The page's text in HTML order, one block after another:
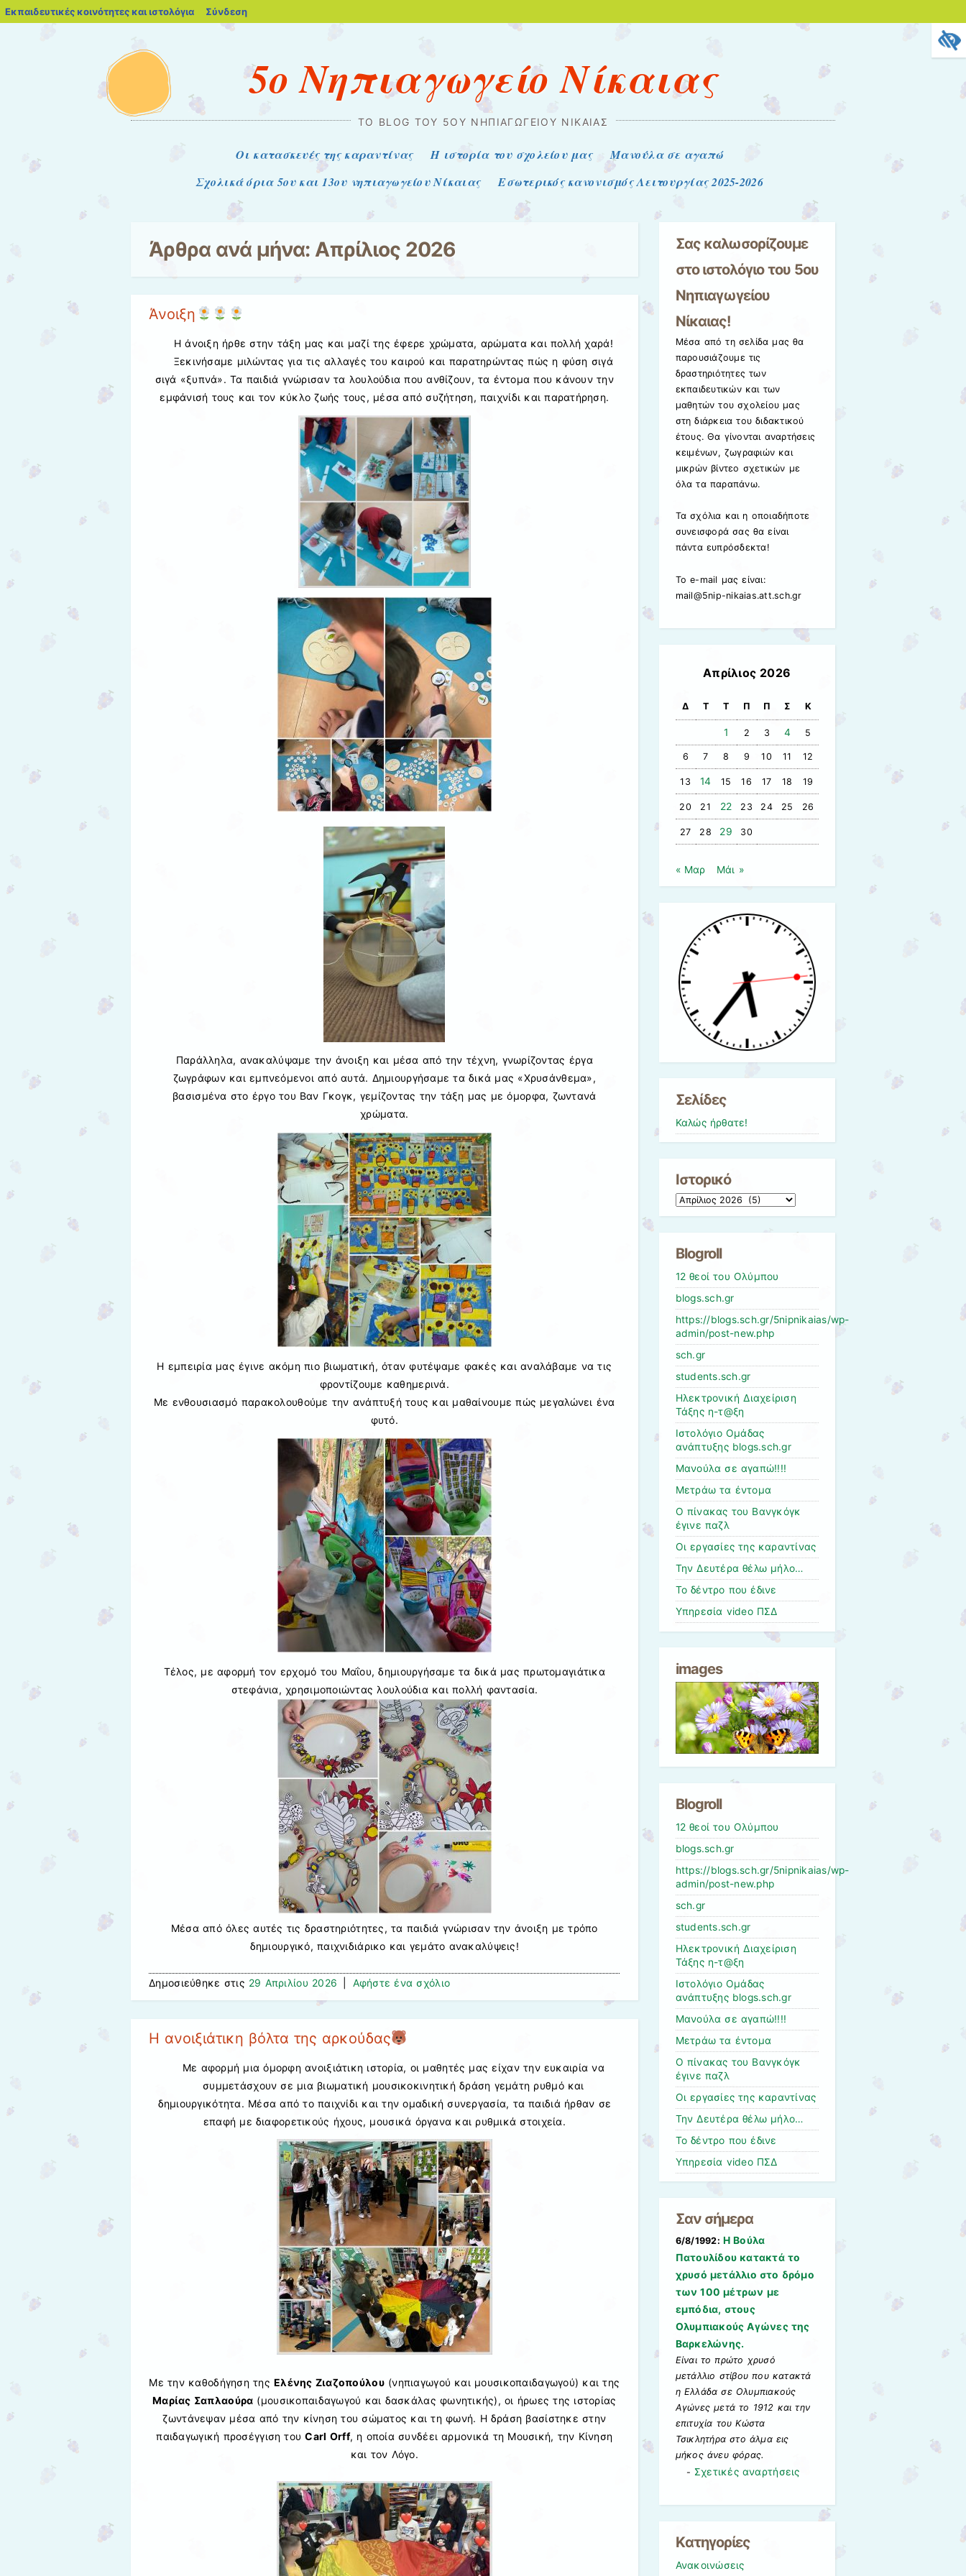
Εκπαιδευτικές κοινότητες και ιστολόγια blogs.sch.gr
Σύνδεση
5ο Νηπιαγωγείο Νίκαιας
ΤΟ BLOG ΤΟΥ 5ΟΥ ΝΗΠΙΑΓΩΓΕΊΟΥ ΝΊΚΑΙΑΣ
Μετάβαση στο περιεχόμενοΟι κατασκευές της καραντίνας Η ιστορία του σχολείου μας
Μανούλα σε αγαπώ
Σχολικά όρια 5ου και 13ου νηπιαγωγείου Νίκαιας
Εσωτερικός κανονισμός Λειτουργίας 2025-2026
Άρθρα ανά μήνα: Απρίλιος 2026
Άνοιξη
Η άνοιξη ήρθε στην τάξη μας και μαζί της έφερε χρώματα, αρώματα και πολλή χαρά!
Ξεκινήσαμε μιλώντας για τις αλλαγές του καιρού και παρατηρώντας πώς η φύση σιγά
σιγά «ξυπνά». Τα παιδιά γνώρισαν τα λουλούδια που ανθίζουν, τα έντομα που κάνουν την
εμφάνισή τους και τον κύκλο ζωής τους, μέσα από συζήτηση, παιχνίδι και παρατήρηση.
Παράλληλα, ανακαλύψαμε την άνοιξη και μέσα από την τέχνη, γνωρίζοντας έργα
ζωγράφων και εμπνεόμενοι από αυτά. Δημιουργήσαμε τα δικά μας «Χρυσάνθεμα»,
βασισμένα στο έργο του Βαν Γκογκ, γεμίζοντας την τάξη μας με όμορφα, ζωντανά
χρώματα.
Η εμπειρία μας έγινε ακόμη πιο βιωματική, όταν φυτέψαμε φακές και αναλάβαμε να τις
φροντίζουμε καθημερινά.
Με ενθουσιασμό παρακολουθούμε την ανάπτυξή τους και μαθαίνουμε πώς μεγαλώνει ένα
φυτό.
Τέλος, με αφορμή τον ερχομό του Μαΐου, δημιουργήσαμε τα δικά μας πρωτομαγιάτικα
στεφάνια, χρησιμοποιώντας λουλούδια και πολλή φαντασία.
Μέσα από όλες αυτές τις δραστηριότητες, τα παιδιά γνώρισαν την άνοιξη με τρόπο
δημιουργικό, παιχνιδιάρικο και γεμάτο ανακαλύψεις!
Δημοσιεύθηκε στις 29 Απριλίου 2026 Αφήστε ένα σχόλιο
Η ανοιξιάτικη βόλτα της αρκούδας
Με αφορμή μια όμορφη ανοιξιάτικη ιστορία, οι μαθητές μας είχαν την ευκαιρία να
συμμετάσχουν σε μια βιωματική μουσικοκινητική δράση γεμάτη ρυθμό και
δημιουργικότητα. Μέσα από το παιχνίδι και την ομαδική συνεργασία, τα παιδιά ήρθαν σε
επαφή με διαφορετικούς ήχους, μουσικά όργανα και ρυθμικά στοιχεία.
Με την καθοδήγηση της Ελένης Ζιαζοπούλου(νηπιαγωγού και μουσικοπαιδαγωγού) και της
Μαρίας Σαπλαούρα (μουσικοπαιδαγωγού και δασκάλας φωνητικής), οι ήρωες της ιστορίας
ζωντάνεψαν μέσα από την κίνηση του σώματος και τη φωνή. Η δράση βασίστηκε στην
παιδαγωγική προσέγγιση τουCarl Orff, η οποία συνδέει αρμονικά τη Μουσική, την Κίνηση
και τον Λόγο.
Σας καλωσορίζουμε
στο ιστολόγιο του 5ου
Νηπιαγωγείου
Νίκαιας!
Μέσα από τη σελίδα μας θα
παρουσιάζουμε τις
δραστηριότητες των
εκπαιδευτικών και των
μαθητών του σχολείου μας
στη διάρκεια του διδακτικού
έτους. Θα γίνονται αναρτήσεις
κειμένων, ζωγραφιών και
μικρών βίντεο σχετικών με
όλα τα παραπάνω.
Τα σχόλια και η οποιαδήποτε
συνεισφορά σας θα είναι
πάντα ευπρόσδεκτα!
Το e-mail μας είναι:
mail@5nip-nikaias.att.sch.gr
Απρίλιος 2026
Δ Τ Τ Π Π Σ Κ
1 2 3 4 5
6 7 8 9 10 11 12
13 14 15 16 17 18 19
20 21 22 23 24 25 26
27 28 29 30
« Μαρ Μάι »
Σελίδες
Καλώς ήρθατε!
Ιστορικό
Ιστορικό
Blogroll
12 θεοί του Ολύμπου
blogs.sch.gr
https://blogs.sch.gr/5nipnikaias/wp-
admin/post-new.php
sch.gr
students.sch.gr
Ηλεκτρονική Διαχείριση
Τάξης η-τ@ξη
Ιστολόγιο Ομάδας
ανάπτυξης blogs.sch.gr
Μανούλα σε αγαπώ!!!!
Μετράω τα έντομα
Ο πίνακας του Βανγκόγκ
έγινε παζλ
Οι εργασίες της καραντίνας
Την Δευτέρα θέλω μήλο…
Το δέντρο που έδινε
Υπηρεσία video ΠΣΔ
images
Blogroll
12 θεοί του Ολύμπου
blogs.sch.gr
https://blogs.sch.gr/5nipnikaias/wp-
admin/post-new.php
sch.gr
students.sch.gr
Ηλεκτρονική Διαχείριση
Τάξης η-τ@ξη
Ιστολόγιο Ομάδας
ανάπτυξης blogs.sch.gr
Μανούλα σε αγαπώ!!!!
Μετράω τα έντομα
Ο πίνακας του Βανγκόγκ
έγινε παζλ
Οι εργασίες της καραντίνας
Την Δευτέρα θέλω μήλο…
Το δέντρο που έδινε
Υπηρεσία video ΠΣΔ
Σαν σήμερα
6/8/1992: Η Βούλα
Πατουλίδου κατακτά το
χρυσό μετάλλιο στο δρόμο
των 100 μέτρων με
εμπόδια, στους
Ολυμπιακούς Αγώνες της
Βαρκελώνης.
Είναι το πρώτο χρυσό
μετάλλιο στίβου που κατακτά
η Ελλάδα σε Ολυμπιακούς
Αγώνες μετά το 1912 και την
επιτυχία του Κώστα
Τσικλητήρα στο άλμα εις
μήκος άνευ φόρας.
- Σχετικές αναρτήσεις
Kατηγορίες
Ανακοινώσεις